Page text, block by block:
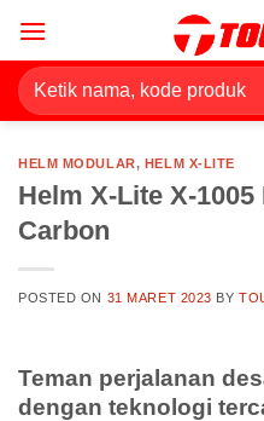
content
Pencarian
untuk:
HELM MODULAR, HELM X-LITE
Helm X-Lite X-
Carbon
POSTED ON 31 MARET 2023 BY
Teman perjalanan
dengan teknologi